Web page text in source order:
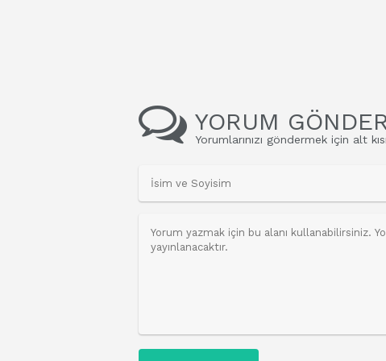
YORUM
Yorumlarınızı göndermek için alt